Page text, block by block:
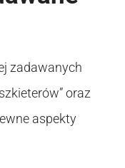
zadawanych
oraz
aspekty